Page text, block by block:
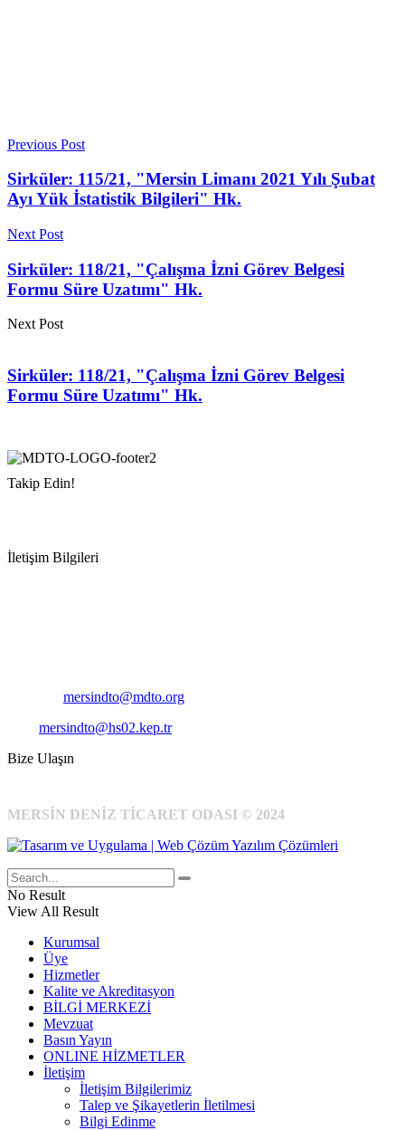
Previous Post
Sirküler: 115/21, "Mersin Limanı 2021 Yılı Şubat
Ayı Yük İstatistik Bilgileri" Hk.
Next Post
Sirküler: 118/21, "Çalışma İzni Görev Belgesi
Formu Süre Uzatımı" Hk.
Next Post
Sirküler: 118/21, "Çalışma İzni Görev Belgesi
Formu Süre Uzatımı" Hk.
Takip Edin!
İletişim Bilgileri
mersindto@mdto.org
mersindto@hs02.kep.tr
Bize Ulaşın
MERSİN DENİZ TİCARET ODASI © 2024
No Result
View All Result
Kurumsal
Üye
Hizmetler
Kalite ve Akreditasyon
BİLGİ MERKEZİ
Mevzuat
Basın Yayın
ONLINE HİZMETLER
İletişim
İletişim Bilgilerimiz
Talep ve Şikayetlerin İletilmesi
Bilgi Edinme